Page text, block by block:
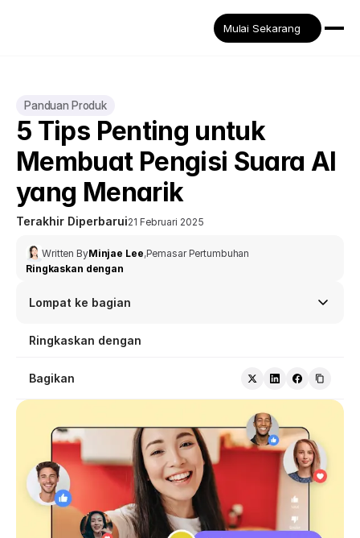
Mulai Sekarang
Panduan Produk
5 Tips Penting untuk
Membuat Pengisi Suara AI
yang Menarik
Terakhir Diperbarui21 Februari 2025
Written ByMinjae Lee,Pemasar Pertumbuhan
Ringkaskan dengan
Lompat ke bagian
Ringkaskan dengan
Bagikan